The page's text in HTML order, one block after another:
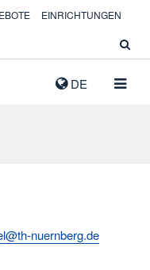
DE
EINRICHTUNGEN
nuernberg.de